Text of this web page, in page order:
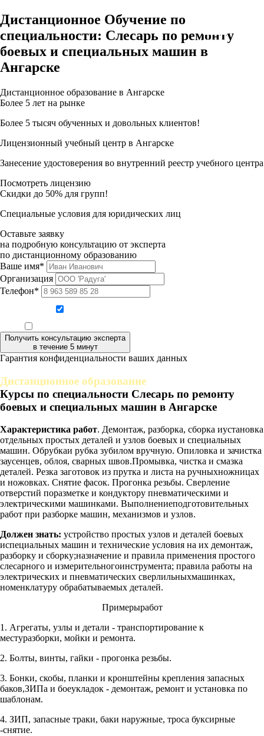
Дистанционное Обучение по
специальности: Слесарь по ремонту
боевых и специальных машин в
Ангарске
Дистанционное образование в Ангарске
Более 5 лет на рынке
Более 5 тысяч обученных и довольных клиентов!
Лицензионный учебный центр в Ангарске
Занесение удостоверения во внутренний реестр учебного центра
Посмотреть лицензию
Скидки до 50% для групп!
Специальные условия для юридических лиц
Оставьте заявку
на подробную консультацию от эксперта
по дистанционному образованию
Ваше имя*
Организация
Телефон*
Получить консультацию эксперта
в течение 5 минут
Гарантия конфиденциальности ваших данных
Дистанционное образование
Курсы по специальности Слесарь по ремонту
боевых и специальных машин в Ангарске
Характеристика работ. Демонтаж, разборка, сборка иустановка
отдельных простых деталей и узлов боевых и специальных
машин. Обрубкаи рубка зубилом вручную. Опиловка и зачистка
заусенцев, облоя, сварных швов.Промывка, чистка и смазка
деталей. Резка заготовок из прутка и листа на ручныхножницах
и ножовках. Снятие фасок. Прогонка резьбы. Сверление
отверстий поразметке и кондуктору пневматическими и
электрическими машинками. Выполнениеподготовительных
работ при разборке машин, механизмов и узлов.
Должен знать: устройство простых узлов и деталей боевых
испециальных машин и технические условия на их демонтаж,
разборку и сборку;назначение и правила применения простого
слесарного и измерительногоинструмента; правила работы на
электрических и пневматических сверлильныхмашинках,
номенклатуру обрабатываемых деталей.
Примерыработ
1. Агрегаты, узлы и детали - транспортирование к
местуразборки, мойки и ремонта.
2. Болты, винты, гайки - прогонка резьбы.
3. Бонки, скобы, планки и кронштейны крепления запасных
баков,ЗИПа и боеукладок - демонтаж, ремонт и установка по
шаблонам.
4. ЗИП, запасные траки, баки наружные, троса буксирные
-снятие.